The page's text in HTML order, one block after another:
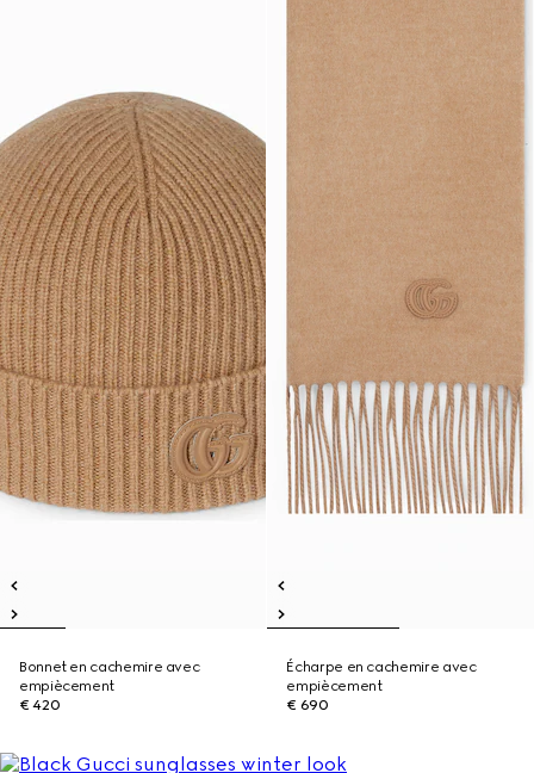
Bonnet en cachemire avec
empiècement
€ 420
Écharpe en cachemire avec
empiècement
€ 690